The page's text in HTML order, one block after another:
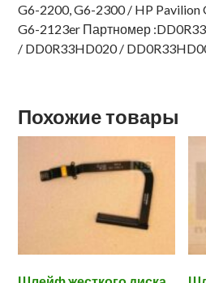
G6-2200, G6-2300 / HP Pavilion
G6-2123er Партномер
/ DD0R33HD020 /
Похожие товары